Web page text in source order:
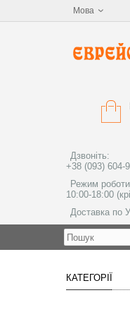
Мова
Дзвоніть:
+38 (093) 604-
Режим
10:00-18:00
Доставка по
КАТЕГОРІЇ